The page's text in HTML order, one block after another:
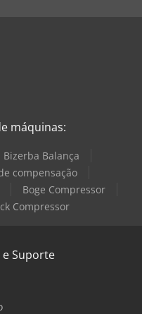
máquinas:
Bizerba Balança
compensação
Boge Compressor
Compressor
e Suporte